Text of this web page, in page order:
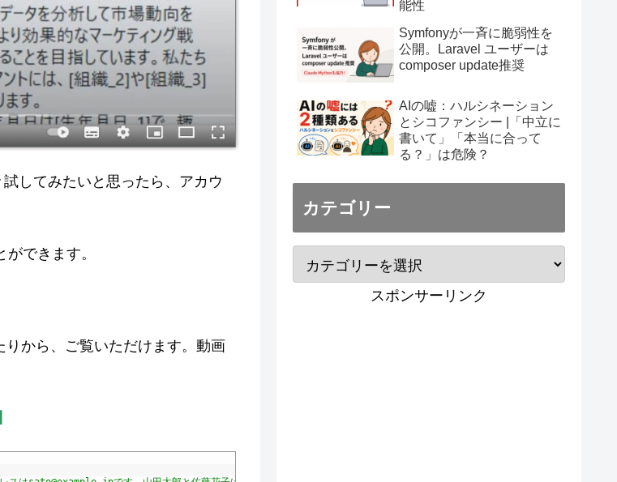
してみたいと思ったら、アカウ
ができます。
から、ご覧いただけます。動画
能性
Symfonyが一斉に脆弱性を
公開。Laravel ユーザーは
composer update推奨
AIの嘘：ハルシネーション
とシコファンシー |「中立に
書いて」「本当に合って
る？」は危険？
カテゴリー
スポンサーリンク